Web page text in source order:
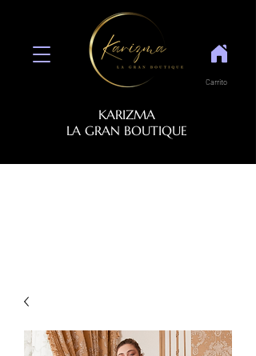
KARIZMA
LA GRAN BOUTIQUE
Carrito